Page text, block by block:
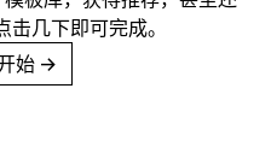
几下即可完成。
始 →